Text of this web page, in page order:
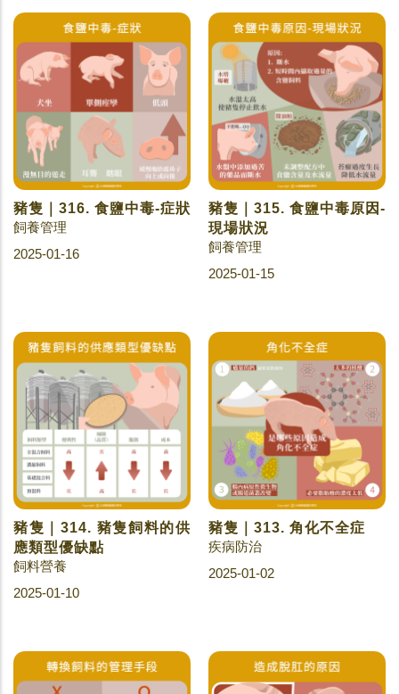
豬隻｜316. 食鹽中毒-症狀
飼養管理
2025-01-16
豬隻｜315. 食鹽中毒原因-
現場狀況
飼養管理
2025-01-15
豬隻｜314. 豬隻飼料的供
應類型優缺點
飼料營養
2025-01-10
豬隻｜313. 角化不全症
疾病防治
2025-01-02